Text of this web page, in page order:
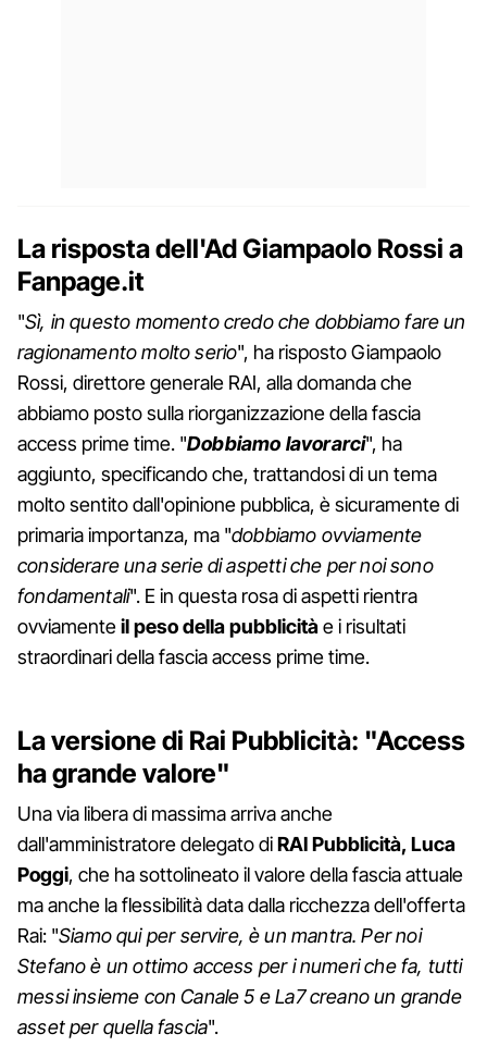
La risposta dell'Ad Giampaolo Rossi a
Fanpage.it
"Sì, in questo momento credo che dobbiamo fare un
ragionamento molto serio", ha risposto Giampaolo
Rossi, direttore generale RAI, alla domanda che
abbiamo posto sulla riorganizzazione della fascia
access prime time. "Dobbiamo lavorarci", ha
aggiunto, specificando che, trattandosi di un tema
molto sentito dall'opinione pubblica, è sicuramente di
primaria importanza, ma "dobbiamo ovviamente
considerare una serie di aspetti che per noi sono
fondamentali". E in questa rosa di aspetti rientra
ovviamenteil peso della pubblicitàe i risultati
straordinari della fascia access prime time.
La versione di Rai Pubblicità: "Access
ha grande valore"
Una via libera di massima arriva anche
dall'amministratore delegato diRAI Pubblicità, Luca
Poggi, che ha sottolineato il valore della fascia attuale
ma anche la flessibilità data dalla ricchezza dell'offerta
Rai: "Siamo qui per servire, è un mantra. Per noi
Stefano è un ottimo access per i numeri che fa, tutti
messi insieme con Canale 5 e La7 creano un grande
asset per quella fascia".